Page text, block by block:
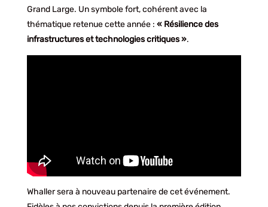
Grand Large. Un symbole fort, cohérent avec la
thématique retenue cette année : « Résilience des
infrastructures et technologies critiques ».
Whaller sera à nouveau partenaire de cet événement.